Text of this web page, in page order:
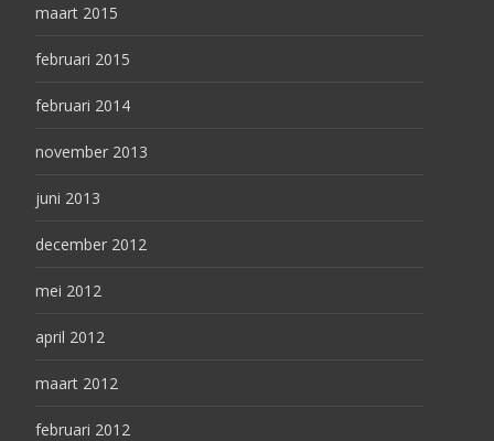
maart 2015
februari 2015
februari 2014
november 2013
juni 2013
december 2012
mei 2012
april 2012
maart 2012
februari 2012